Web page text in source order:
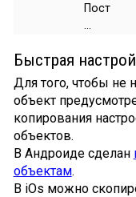
Пост
...
Быстрая
Для того, чтобы не
объект
копирования
объектов.
В Андроиде сделан
объектам.
В iOs можно